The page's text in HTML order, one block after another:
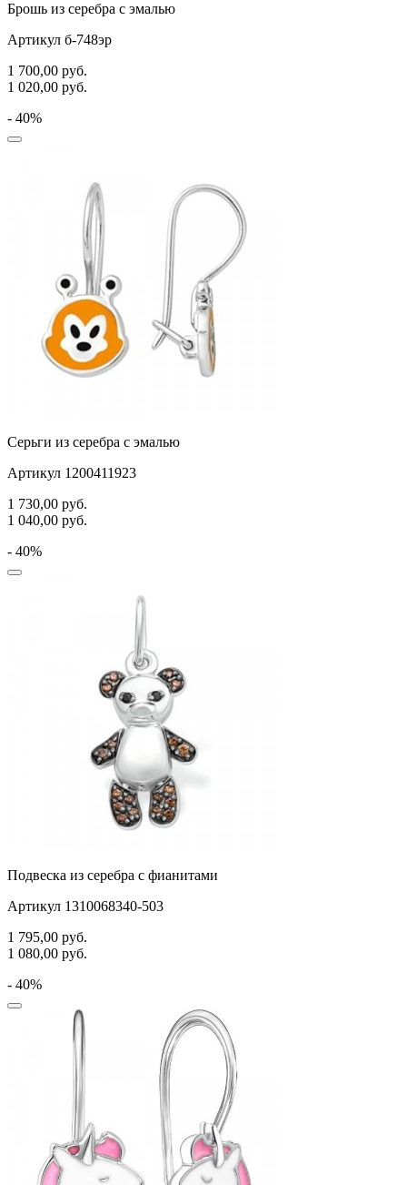
Брошь из серебра с эмалью
Артикул б-748эр
1 700,00 руб.
1 020,00 руб.
- 40%
Серьги из серебра с эмалью
Артикул 1200411923
1 730,00 руб.
1 040,00 руб.
- 40%
Подвеска из серебра с фианитами
Артикул 1310068340-503
1 795,00 руб.
1 080,00 руб.
- 40%